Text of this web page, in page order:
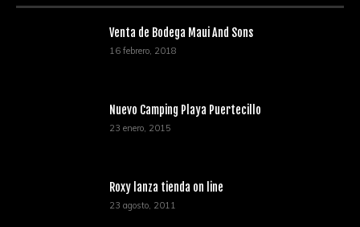
Venta de Bodega Maui And Sons
16 febrero, 2018
Nuevo Camping Playa Puertecillo
23 enero, 2015
Roxy lanza tienda on line
23 agosto, 2011